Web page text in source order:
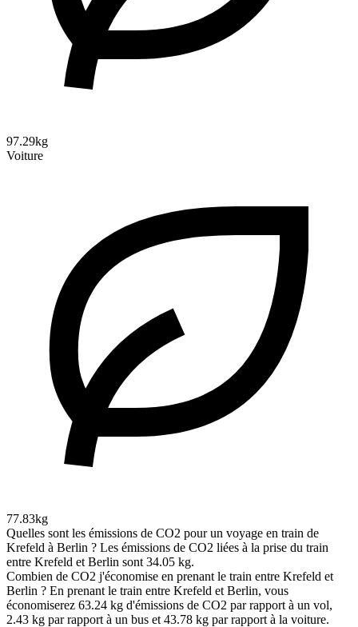
97.29kg
Voiture
77.83kg
Quelles sont les émissions de CO2 pour un voyage en train de
Krefeld à Berlin ? Les émissions de CO2 liées à la prise du train
entre Krefeld et Berlin sont 34.05 kg.
Combien de CO2 j'économise en prenant le train entre Krefeld et
Berlin ? En prenant le train entre Krefeld et Berlin, vous
économiserez 63.24 kg d'émissions de CO2 par rapport à un vol,
2.43 kg par rapport à un bus et 43.78 kg par rapport à la voiture.